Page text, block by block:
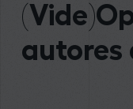
autores